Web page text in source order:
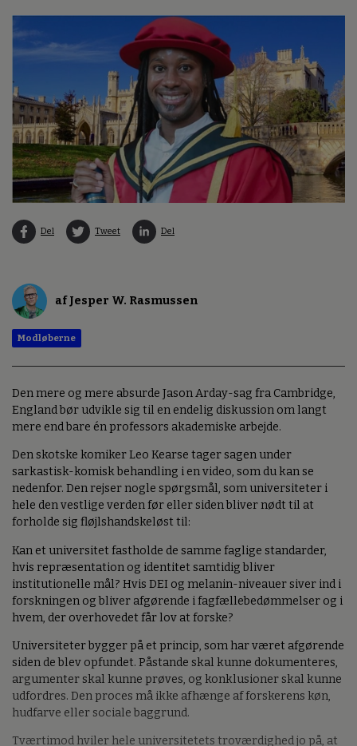
Del Tweet Del
af Jesper W. Rasmussen
Modløberne
Den mere og mere absurde Jason Arday-sag fra Cambridge,
England bør udvikle sig til en endelig diskussion om langt
mere end bare én professors akademiske arbejde.
Den skotske komiker Leo Kearse tager sagen under
sarkastisk-komisk behandling i en video, som du kan se
nedenfor. Den rejser nogle spørgsmål, som universiteter i
hele den vestlige verden før eller siden bliver nødt til at
forholde sig fløjlshandskeløst til:
Kan et universitet fastholde de samme faglige standarder,
hvis repræsentation og identitet samtidig bliver
institutionelle mål? Hvis DEI og melanin-niveauer siver ind i
forskningen og bliver afgørende i fagfællebedømmelser og i
hvem, der overhovedet får lov at forske?
Universiteter bygger på et princip, som har været afgørende
siden de blev opfundet. Påstande skal kunne dokumenteres,
argumenter skal kunne prøves, og konklusioner skal kunne
udfordres. Den proces må ikke afhænge af forskerens køn,
hudfarve eller sociale baggrund.
Tværtimod hviler hele universitetets troværdighed jo på, at